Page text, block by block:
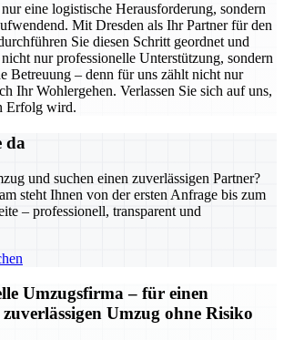
eine logistische Herausforderung, sondern
Mit Dresden als Ihr Partner für den
Sie diesen Schritt geordnet und
nur professionelle Unterstützung, sondern
Betreuung – denn für uns zählt nicht nur
Ihr Wohlergehen. Verlassen Sie sich auf uns,
Erfolg wird.
da
und suchen einen zuverlässigen Partner?
steht Ihnen von der ersten Anfrage bis zum
– professionell, transparent und
Umzugsfirma – für einen
Umzug ohne Risiko